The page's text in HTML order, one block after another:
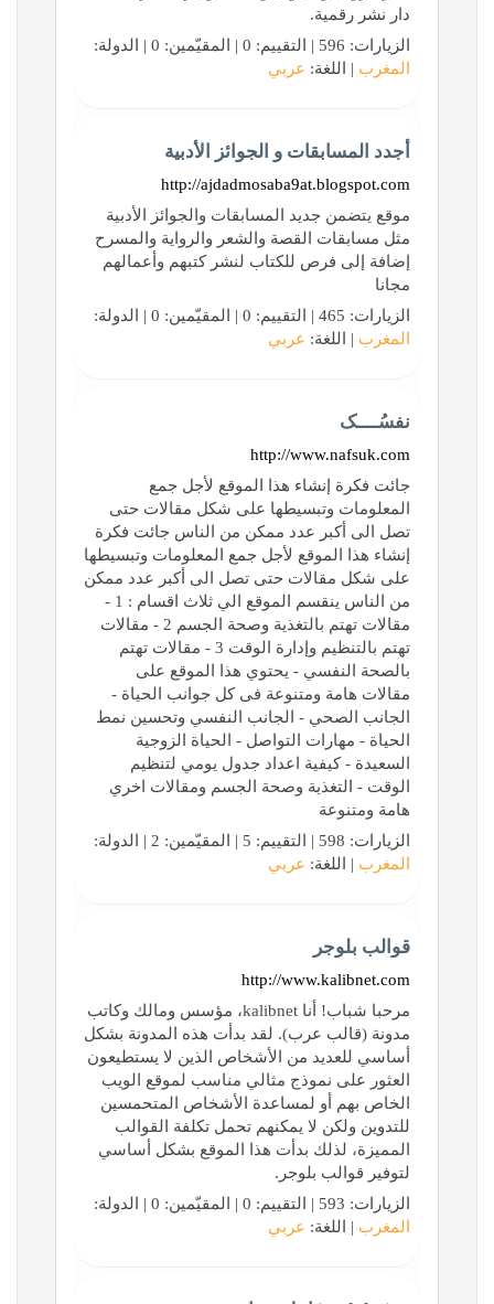
دار نشر رقمية.
الزيارات: 596 | التقييم: 0 | المقيّمين: 0 | الدولة:
المغرب | اللغة: عربي
أجدد المسابقات و الجوائز الأدبية
http://ajdadmosaba9at.blogspot.com
موقع يتضمن جديد المسابقات والجوائز الأدبية
مثل مسابقات القصة والشعر والرواية والمسرح
إضافة إلى فرص للكتاب لنشر كتبهم وأعمالهم
مجانا
الزيارات: 465 | التقييم: 0 | المقيّمين: 0 | الدولة:
المغرب | اللغة: عربي
نفسُــــک
http://www.nafsuk.com
جائت فكرة إنشاء هذا الموقع لأجل جمع
المعلومات وتبسيطها على شكل مقالات حتى
تصل الى أكبر عدد ممكن من الناس جائت فكرة
إنشاء هذا الموقع لأجل جمع المعلومات وتبسيطها
على شكل مقالات حتى تصل الى أكبر عدد ممكن
من الناس ينقسم الموقع الي ثلاث اقسام : 1 -
مقالات تهتم بالتغذية وصحة الجسم 2 - مقالات
تهتم بالتنظيم وإدارة الوقت 3 - مقالات تهتم
بالصحة النفسي - يحتوي هذا الموقع على
مقالات هامة ومتنوعة فى كل جوانب الحياة -
الجانب الصحي - الجانب النفسي وتحسين نمط
الحياة - مهارات التواصل - الحياة الزوجية
السعيدة - كيفية اعداد جدول يومي لتنظيم
الوقت - التغذية وصحة الجسم ومقالات اخري
هامة ومتنوعة
الزيارات: 598 | التقييم: 5 | المقيّمين: 2 | الدولة:
المغرب | اللغة: عربي
قوالب بلوجر
http://www.kalibnet.com
مرحبا شباب! أنا kalibnet، مؤسس ومالك وكاتب
مدونة (قالب عرب). لقد بدأت هذه المدونة بشكل
أساسي للعديد من الأشخاص الذين لا يستطيعون
العثور على نموذج مثالي مناسب لموقع الويب
الخاص بهم أو لمساعدة الأشخاص المتحمسين
للتدوين ولكن لا يمكنهم تحمل تكلفة القوالب
المميزة، لذلك بدأت هذا الموقع بشكل أساسي
لتوفير قوالب بلوجر.
الزيارات: 593 | التقييم: 0 | المقيّمين: 0 | الدولة:
المغرب | اللغة: عربي